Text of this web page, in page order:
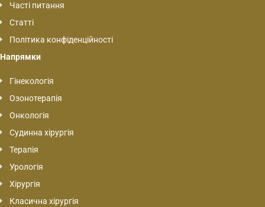
Часті питання
Статті
Політика конфіденційності
Напрямки
Гінекологія
Озонотерапія
Онкологія
Судинна хірургія
Терапія
Урологія
Хірургія
Класична хірургія